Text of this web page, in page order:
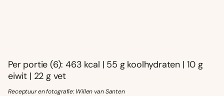
Per portie (6): 463 kcal | 55 g koolhydraten | 10 g
eiwit | 22 g vet
Receptuur en fotografie: Willen van Santen